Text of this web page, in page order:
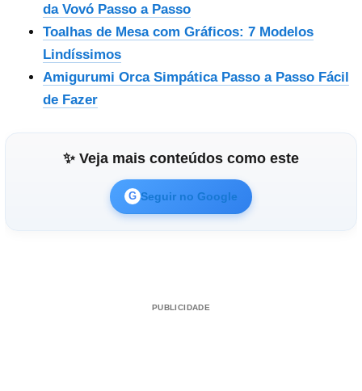
da Vovó Passo a Passo
Toalhas de Mesa com Gráficos: 7 Modelos
Lindíssimos
Amigurumi Orca Simpática Passo a Passo Fácil
de Fazer
✨ Veja mais conteúdos como este
G Seguir no Google
PUBLICIDADE